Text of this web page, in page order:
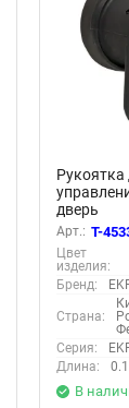
Рукоятка
дверь
TwinBlock
PROxima
250-dh
Арт.: T-
Цвет
изделия:
Бренд:
Страна:
Серия:
Длина:
В